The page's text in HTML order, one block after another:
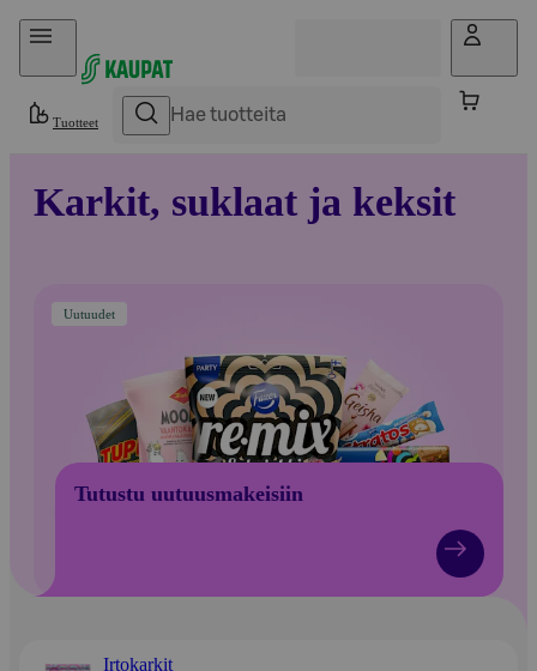
Hyppää sisältöön
Tuotteet
Karkit, suklaat ja keksit
Uutuudet
Tutustu uutuusmakeisiin
Irtokarkit